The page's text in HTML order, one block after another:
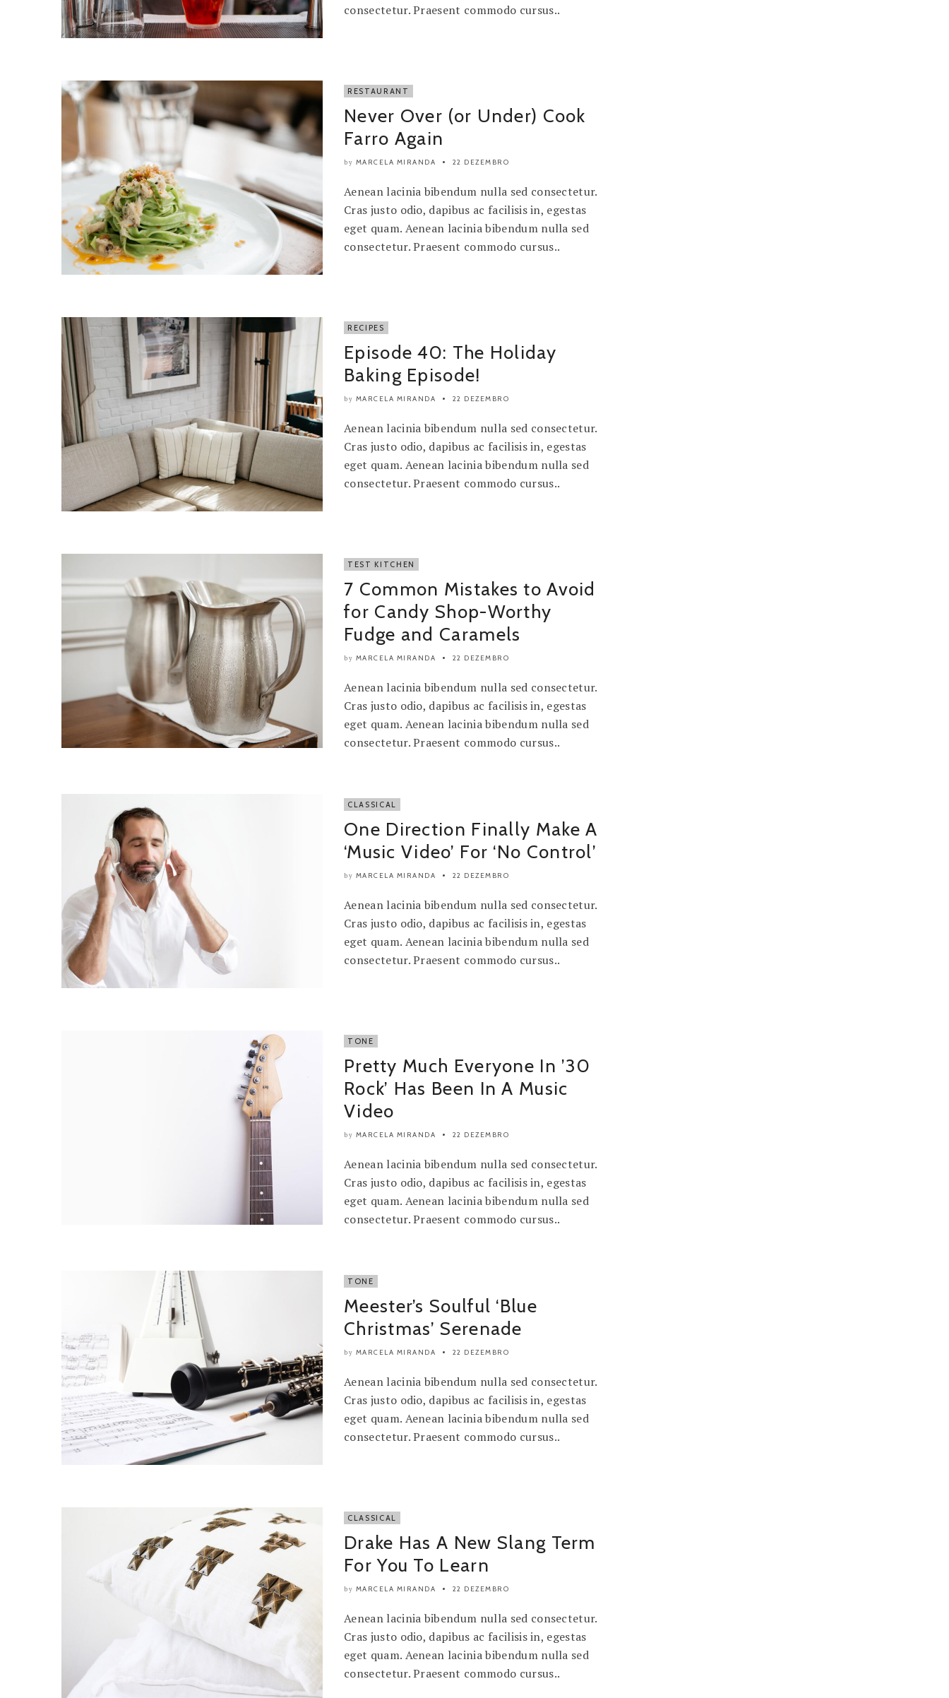
consectetur. Praesent commodo cursus..
RESTAURANT
Never Over (or Under) Cook
Farro Again
by MARCELA MIRANDA 22 DEZEMBRO
Aenean lacinia bibendum nulla sed consectetur.
Cras justo odio, dapibus ac facilisis in, egestas
eget quam. Aenean lacinia bibendum nulla sed
consectetur. Praesent commodo cursus..
RECIPES
Episode 40: The Holiday
Baking Episode!
by MARCELA MIRANDA 22 DEZEMBRO
Aenean lacinia bibendum nulla sed consectetur.
Cras justo odio, dapibus ac facilisis in, egestas
eget quam. Aenean lacinia bibendum nulla sed
consectetur. Praesent commodo cursus..
TEST KITCHEN
7 Common Mistakes to Avoid
for Candy Shop-Worthy
Fudge and Caramels
by MARCELA MIRANDA 22 DEZEMBRO
Aenean lacinia bibendum nulla sed consectetur.
Cras justo odio, dapibus ac facilisis in, egestas
eget quam. Aenean lacinia bibendum nulla sed
consectetur. Praesent commodo cursus..
CLASSICAL
One Direction Finally Make A
‘Music Video’ For ‘No Control’
by MARCELA MIRANDA 22 DEZEMBRO
Aenean lacinia bibendum nulla sed consectetur.
Cras justo odio, dapibus ac facilisis in, egestas
eget quam. Aenean lacinia bibendum nulla sed
consectetur. Praesent commodo cursus..
TONE
Pretty Much Everyone In ’30
Rock’ Has Been In A Music
Video
by MARCELA MIRANDA 22 DEZEMBRO
Aenean lacinia bibendum nulla sed consectetur.
Cras justo odio, dapibus ac facilisis in, egestas
eget quam. Aenean lacinia bibendum nulla sed
consectetur. Praesent commodo cursus..
TONE
Meester’s Soulful ‘Blue
Christmas’ Serenade
by MARCELA MIRANDA 22 DEZEMBRO
Aenean lacinia bibendum nulla sed consectetur.
Cras justo odio, dapibus ac facilisis in, egestas
eget quam. Aenean lacinia bibendum nulla sed
consectetur. Praesent commodo cursus..
CLASSICAL
Drake Has A New Slang Term
For You To Learn
by MARCELA MIRANDA 22 DEZEMBRO
Aenean lacinia bibendum nulla sed consectetur.
Cras justo odio, dapibus ac facilisis in, egestas
eget quam. Aenean lacinia bibendum nulla sed
consectetur. Praesent commodo cursus..